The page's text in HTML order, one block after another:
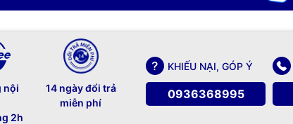
nội
2h
14 ngày đổi trả
miễn phí
KHIẾU NẠI, GÓP Ý
0936368995